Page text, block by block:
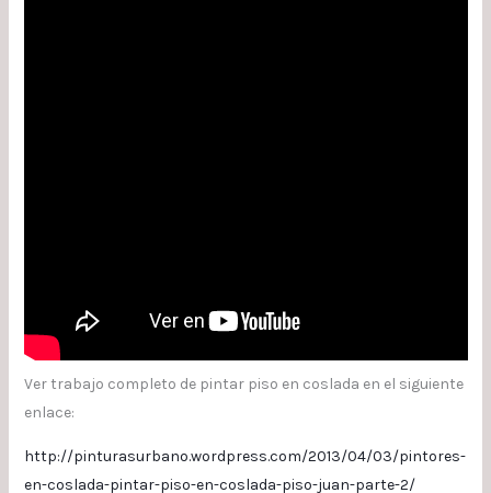
Ver trabajo completo de pintar piso en coslada en el siguiente
enlace:
http://pinturasurbano.wordpress.com/2013/04/03/pintores-
en-coslada-pintar-piso-en-coslada-piso-juan-parte-2/